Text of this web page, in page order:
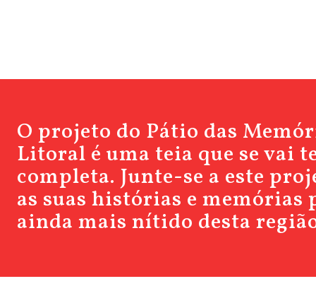
O projeto do Pátio das
Litoral é uma teia que se vai
completa. Junte-se a este
as suas histórias e
ainda mais nítido desta